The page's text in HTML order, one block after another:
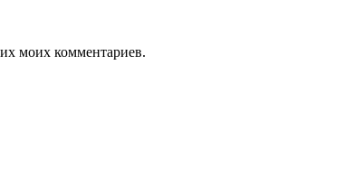
моих комментариев.